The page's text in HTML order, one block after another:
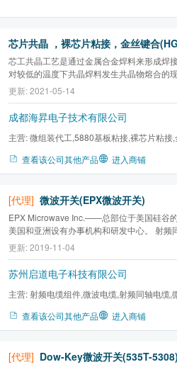
芯片共晶 ，裸芯片粘接，金丝键合
芯工共晶工艺是通过金属合金焊料来形成焊
对较低的温度下共晶焊料发生共晶物熔合的
从固态变到液态，而不经过塑性阶段。其熔
芯片共晶主要指金硅、金诸、金锡等共晶焊
1063℃，硅的熔点为1414℃，但金硅合金
金和...
更新: 2021-05-14
成都海昇电子技术有限公司
主营:微组装代工,5880基板粘接,裸芯片粘接
查看该公司其他产品
进入商铺
[代理] 微波开关(EPX微波开关)
EPX Microwave Inc.——总部位于美国硅谷
美国和亚洲设有办事机构和研发中心。 射频
于在微波测试系统中仪器与被测器（DUT）
系统中用于通道功率的切换。用开关组成矩
台仪器的信号路由至一个或多个DUT。这样
装...
更新: 2019-11-04
苏州启道电子科技有限公司
主营: 射频电缆组件,微波电缆,射频同轴电缆,
查看该公司其他产品 进入商铺
[代理] Dow-Key微波开关(535T-